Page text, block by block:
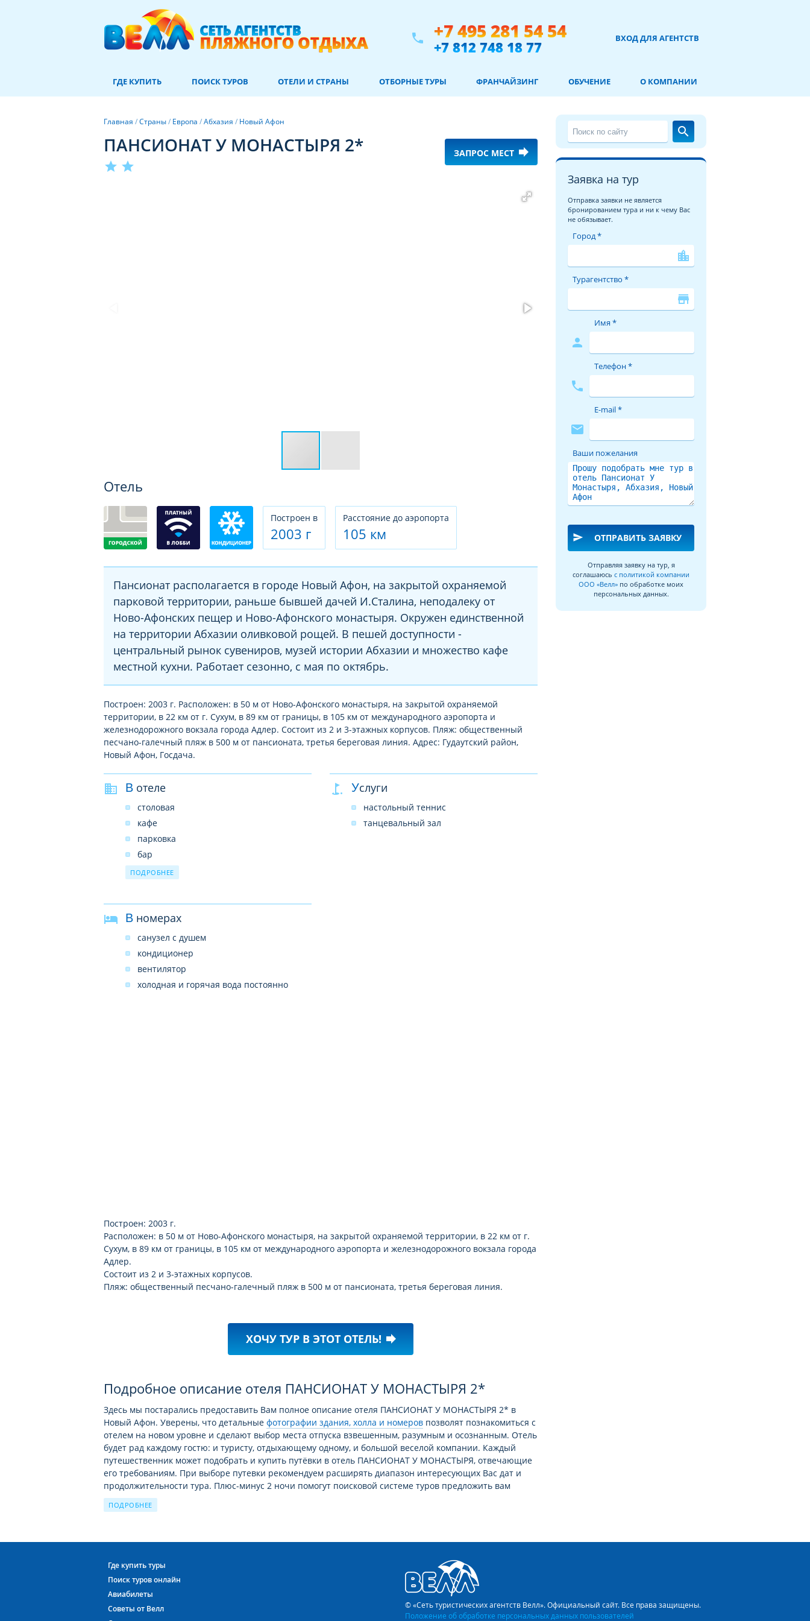
phone +7 495 281 54 54
+7 812 748 18 77 ВХОД ДЛЯ АГЕНТСТВ
ГДЕ КУПИТЬ ПОИСК ТУРОВ ОТЕЛИ И СТРАНЫ ОТБОРНЫЕ ТУРЫ ФРАНЧАЙЗИНГ ОБУЧЕНИЕ О КОМПАНИИ
Главная /Страны/ Европа /Абхазия / Новый Афон
ПАНСИОНАТ У МОНАСТЫРЯ 2*
star star
ЗАПРОС МЕСТ forward
Отель
Построен в
2003 г
Расстояние до аэропорта
105 км
Пансионат располагается в городе Новый Афон, на закрытой охраняемой
парковой территории, раньше бывшей дачей И.Сталина, неподалеку от
Ново-Афонских пещер и Ново-Афонского монастыря. Окружен единственной
на территории Абхазии оливковой рощей. В пешей доступности -
центральный рынок сувениров, музей истории Абхазии и множество кафе
местной кухни. Работает сезонно, с мая по октябрь.
Построен: 2003 г. Расположен: в 50 м от Ново-Афонского монастыря, на закрытой охраняемой
территории, в 22 км от г. Сухум, в 89 км от границы, в 105 км от международного аэропорта и
железнодорожного вокзала города Адлер. Состоит из 2 и 3-этажных корпусов. Пляж: общественный
песчано-галечный пляж в 500 м от пансионата, третья береговая линия. Адрес: Гудаутский район,
Новый Афон, Госдача.
В отеле
столовая
кафе
парковка
бар
библиотека
ПОДРОБНЕЕ
Услуги
настольный теннис
танцевальный зал
В номерах
санузел с душем
кондиционер
вентилятор
холодная и горячая вода постоянно
Построен: 2003 г.
Расположен: в 50 м от Ново-Афонского монастыря, на закрытой охраняемой территории, в 22 км от г.
Сухум, в 89 км от границы, в 105 км от международного аэропорта и железнодорожного вокзала города
Адлер.
Состоит из 2 и 3-этажных корпусов.
Пляж: общественный песчано-галечный пляж в 500 м от пансионата, третья береговая линия.
ХОЧУ ТУР В ЭТОТ ОТЕЛЬ! forward
Подробное описание отеля ПАНСИОНАТ У МОНАСТЫРЯ 2*
Здесь мы постарались предоставить Вам полное описание отеля ПАНСИОНАТ У МОНАСТЫРЯ 2* в
Новый Афон. Уверены, что детальные фотографии здания, холла и номеров позволят познакомиться с
отелем на новом уровне и сделают выбор места отпуска взвешенным, разумным и осознанным. Отель
будет рад каждому гостю: и туристу, отдыхающему одному, и большой веселой компании. Каждый
путешественник может подобрать и купить путёвки в отель ПАНСИОНАТ У МОНАСТЫРЯ, отвечающие
его требованиям. При выборе путевки рекомендуем расширять диапазон интересующих Вас дат и
продолжительности тура. Плюс-минус 2 ночи помогут поисковой системе туров предложить вам
наиболее выгодные предложения. Выбрав этот отель, Вы не останетесь без связи с внешним миром,
поскольку в Пансионат У Монастыря есть WiFi (Платный).
Постояльцы отеля ПАНСИОНАТ У МОНАСТЫРЯ 2* (Абхазия, Новый Афон) удовлетворены
соответствием заявленной категории. «Отель своей категории» – так характеризуют гости отель
ПАНСИОНАТ У МОНАСТЫРЯ, учитывая качество питания, убранство номеров и квалификацию
персонала. Отель ПАНСИОНАТ У МОНАСТЫРЯ подтверждает, что отдых бюджетного, но при этом
достаточно качественного уровня в Абхазии это лучший выбор, который может предложить данный
ПОДРОБНЕЕ
search
Заявка на тур
Отправка заявки не является
бронированием тура и ни к чему Вас
не обязывает.
Город *
location_city
Турагентство *
store
person
Имя *
phone
Телефон *
mail
E-mail *
Ваши пожелания
send ОТПРАВИТЬ ЗАЯВКУ
Отправляя заявку на тур, я
соглашаюсь с политикой компании
ООО «Велл» по обработке моих
персональных данных.
Где купить туры
Поиск туров онлайн
Авиабилеты
Советы от Велл
© «Сеть туристических агентств Велл». Официальный сайт. Все права защищены.
Положение об обработке персональных данных пользователей